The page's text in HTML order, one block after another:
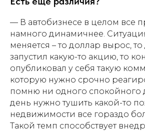
— В автобизнесе в целом все
намного динамичнее.
меняется – то доллар вырос,
запустил какую-то акцию, то
опубликовал у себя такую
которую нужно срочно
помню ни одного спокойного
день нужно тушить какой-то
недвижимости все гораздо
Такой темп способствует